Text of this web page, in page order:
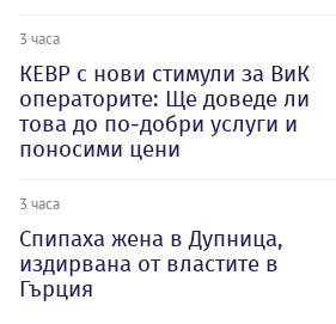
3 часа
КЕВР с нови стимули за ВиК
операторите: Ще доведе ли
това до по-добри услуги и
поносими цени
3 часа
Спипаха жена в Дупница,
издирвана от властите в
Гърция